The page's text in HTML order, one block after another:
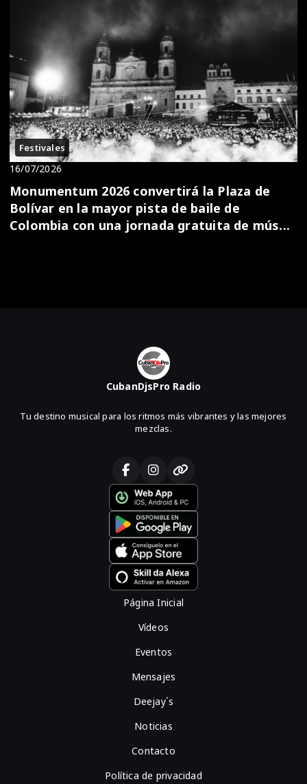
Festivales
16/07/2026
Monumentum 2026 convertirá la Plaza de
Bolívar en la mayor pista de baile de
Colombia con una jornada gratuita de mús...
CubanDjsPro Radio
Tu destino musical para los ritmos más vibrantes y las mejores
mezclas.
Página Inicial
Vídeos
Eventos
Mensajes
Deejay´s
Noticias
Contacto
Política de privacidad